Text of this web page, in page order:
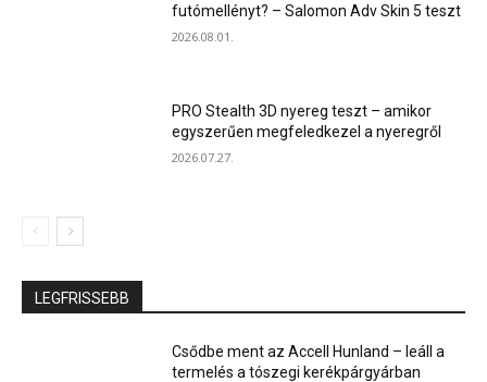
futómellényt? – Salomon Adv Skin 5 teszt
2026.08.01.
PRO Stealth 3D nyereg teszt – amikor
egyszerűen megfeledkezel a nyeregről
2026.07.27.
LEGFRISSEBB
Csődbe ment az Accell Hunland – leáll a
termelés a tószegi kerékpárgyárban